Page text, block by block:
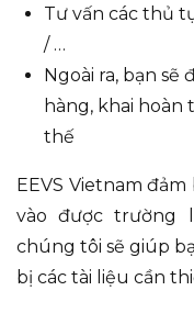
Tư vấn các thủ
/ …
Ngoài ra, bạn
hàng, khai hoàn
thế
EEVS Vietnam
vào được trường
chúng tôi sẽ giúp
bị các tài liệu cần